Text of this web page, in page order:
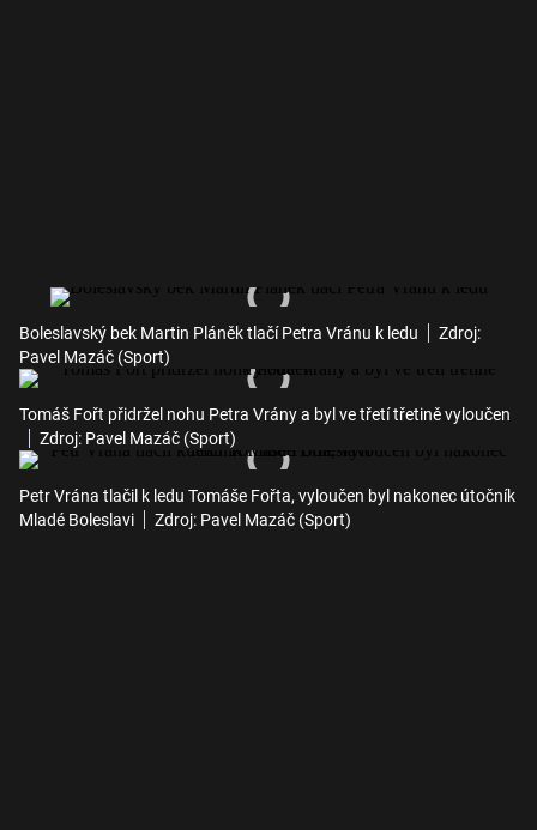
Boleslavský bek Martin Pláněk tlačí Petra Vránu k ledu
Zdroj:
Pavel Mazáč (Sport)
Tomáš Fořt přidržel nohu Petra Vrány a byl ve třetí třetině vyloučen
Zdroj: Pavel Mazáč (Sport)
Petr Vrána tlačil k ledu Tomáše Fořta, vyloučen byl nakonec útočník
Mladé Boleslavi
Zdroj: Pavel Mazáč (Sport)